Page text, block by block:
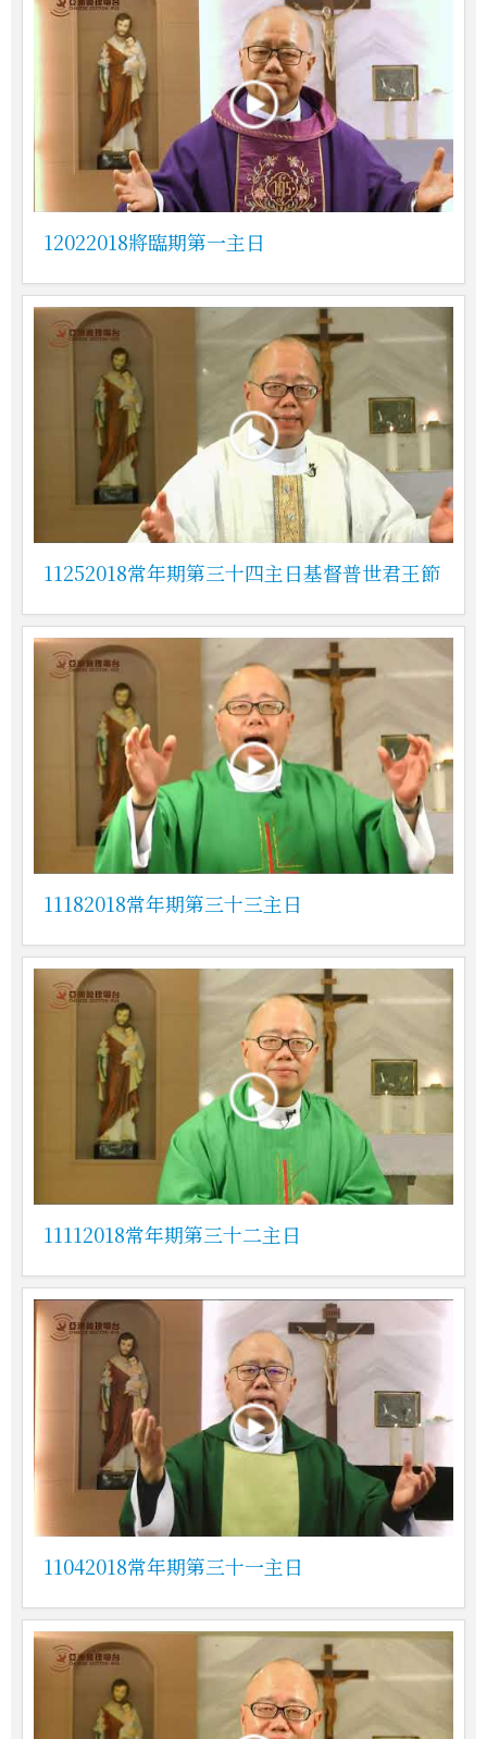
12022018將臨期第一主日
11252018常年期第三十四主日基督普世君王節
11182018常年期第三十三主日
11112018常年期第三十二主日
11042018常年期第三十一主日